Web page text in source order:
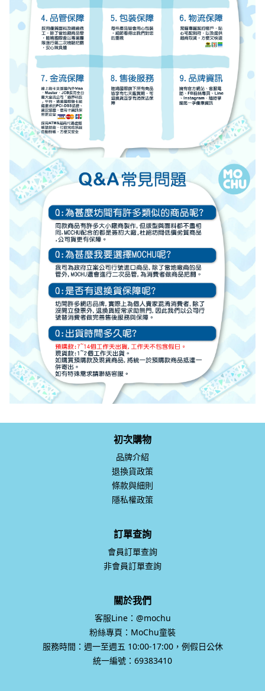
初次購物
品牌介紹
退換貨政策
條款與細則
隱私權政策
訂單查詢
會員訂單查詢
非會員訂單查詢
關於我們
客服Line：@mochu
粉絲專頁：MoChu童裝
服務時間：週一至週五 10:00-17:00，例假日公休
統一編號：69383410